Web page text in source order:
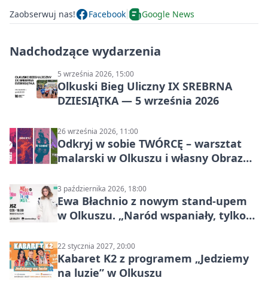
Zaobserwuj nas! Facebook Google News
Nadchodzące wydarzenia
5 września 2026, 15:00
Olkuski Bieg Uliczny IX SREBRNA
DZIESIĄTKA — 5 września 2026
26 września 2026, 11:00
Odkryj w sobie TWÓRCĘ – warsztat
malarski w Olkuszu i własny Obraz
3 października 2026, 18:00
Ewa Błachnio z nowym stand-upem
w Olkuszu. „Naród wspaniały, tylko
22 stycznia 2027, 20:00
Kabaret K2 z programem „Jedziemy
na luzie” w Olkuszu